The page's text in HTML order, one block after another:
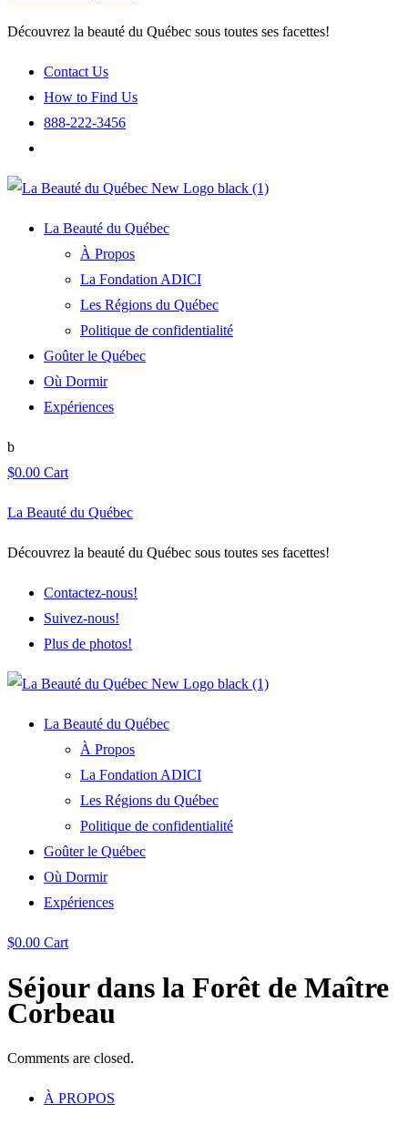
Découvrez la beauté du Québec sous toutes ses facettes!
Contact Us
How to Find Us
888-222-3456
La Beauté du Québec
À Propos
La Fondation ADICI
Les Régions du Québec
Politique de confidentialité
Goûter le Québec
Où Dormir
Expériences
$0.00 Cart
La Beauté du Québec
Découvrez la beauté du Québec sous toutes ses facettes!
Contactez-nous!
Suivez-nous!
Plus de photos!
La Beauté du Québec
À Propos
La Fondation ADICI
Les Régions du Québec
Politique de confidentialité
Goûter le Québec
Où Dormir
Expériences
$0.00 Cart
Séjour dans la Forêt de Maître
Corbeau
Comments are closed.
À PROPOS